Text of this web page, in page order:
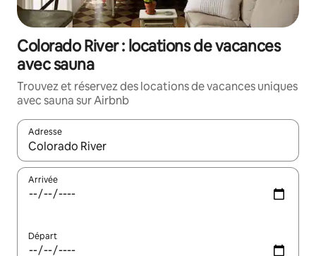
Colorado River : locations de vacances
avec sauna
Trouvez et réservez des locations de vacances uniques
avec sauna sur Airbnb
Adresse
Lorsque les résultats s'affichent, utilisez les flèches vers le
Arrivée
Départ